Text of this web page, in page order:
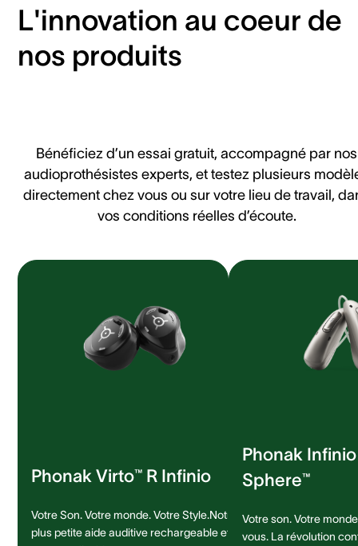
L'innovation au coeur de
nos produits
Bénéficiez d’un essai gratuit, accompagné par nos
audioprothésistes experts, et testez plusieurs
directement chez vous ou sur votre lieu de travail,
vos conditions réelles d’écoute.
Phonak Virto™ R Infinio
Votre Son. Votre monde. Votre Style.Notre
plus petite aide auditive rechargeable et
Phonak Infinio
Sphere™
Votre son. Votre
vous. La révolution